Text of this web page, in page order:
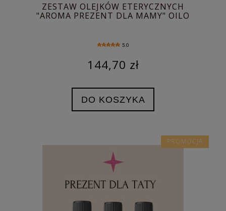
ZESTAW OLEJKÓW ETERYCZNYCH
"AROMA PREZENT DLA MAMY" OILO
5.0
144,70 zł
DO KOSZYKA
PROMOCJA